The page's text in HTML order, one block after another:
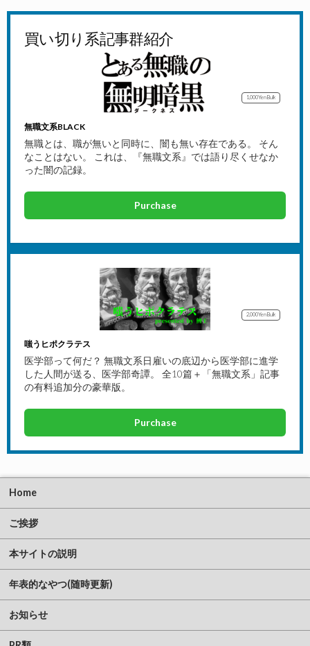
買い切り系記事群紹介
1,000YenBulk
無職文系BLACK
無職とは、職が無いと同時に、闇も無い存在である。 そん
なことはない。 これは、『無職文系』では語り尽くせなか
った闇の記録。
Purchase
2,000YenBulk
嗤うヒポクラテス
医学部って何だ？ 無職文系日雇いの底辺から医学部に進学
した人間が送る、医学部奇譚。 全10篇＋「無職文系」記事
の有料追加分の豪華版。
Purchase
Home
ご挨拶
本サイトの説明
年表的なやつ(随時更新)
お知らせ